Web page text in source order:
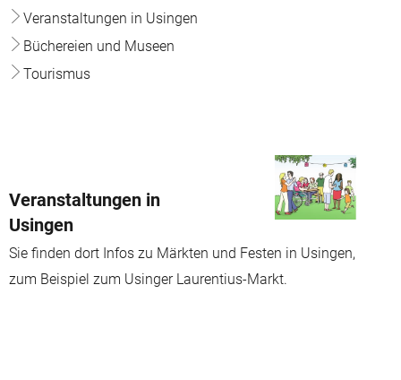
Veranstaltungen in Usingen
Büchereien und Museen
Tourismus
Veranstaltungen in
Usingen
Sie finden dort Infos zu Märkten und Festen in Usingen,
zum Beispiel zum Usinger Laurentius-Markt.